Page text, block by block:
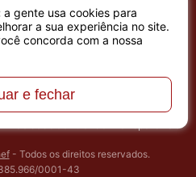
- Todos os direitos reservados.
0001-43
a gente usa cookies para
a sua experiência no site.
concorda com a nossa
e fechar